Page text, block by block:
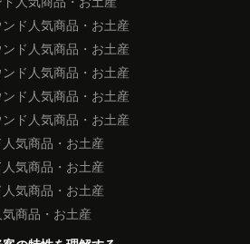
ド人気商品・お土産
ド人気商品・お土産
ド人気商品・お土産
ド人気商品・お土産
ド人気商品・お土産
気商品・お土産
気商品・お土産
気商品・お土産
商品・お土産